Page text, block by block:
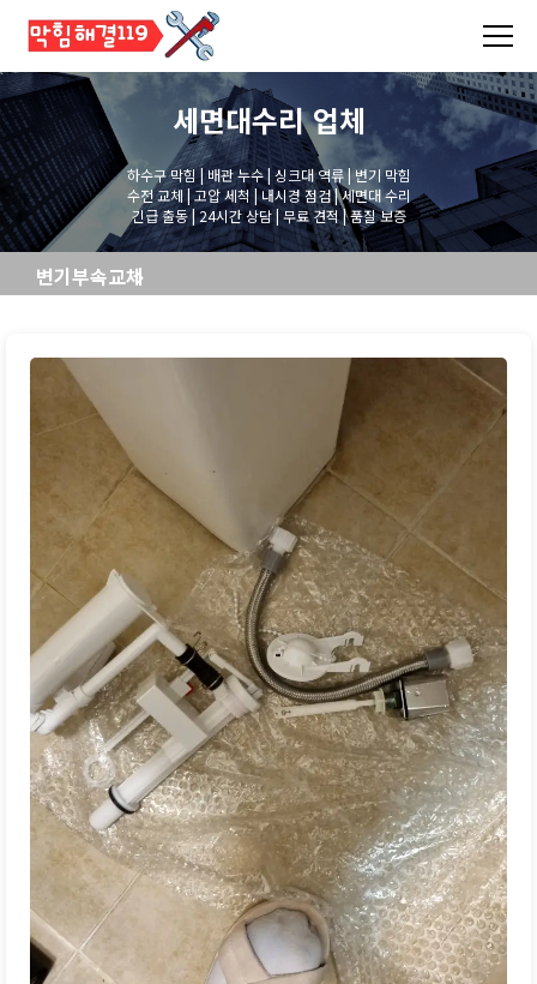
세면대수리업체
하수구 막힘 | 배관 누수 | 싱크대 역류 | 변기 막힘
수전 교체 | 고압 세척 | 내시경 점검 | 세면대 수리
긴급 출동 | 24시간 상담 | 무료 견적 | 품질 보증
변기부속교체